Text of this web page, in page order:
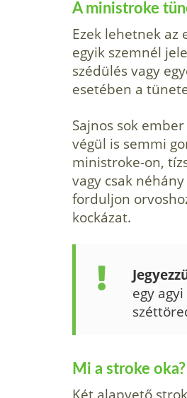
A ministroke
Ezek lehetnek az
egyik szemnél
szédülés vagy
esetében a
Sajnos sok
végül is semmi
ministroke-on,
vagy csak
forduljon
kockázat.
egy
Mi a stroke oka?
Két alapvető